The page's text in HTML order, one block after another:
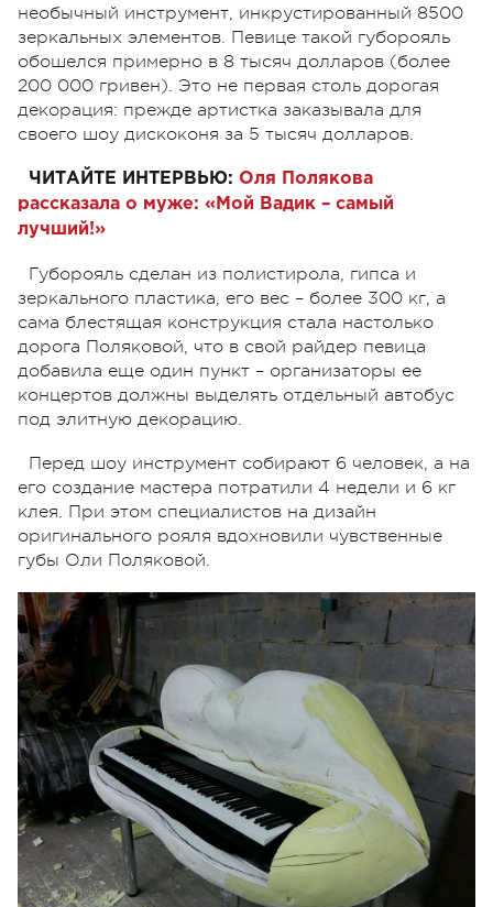
необычный инструмент, инкрустированный 8500
зеркальных элементов. Певице такой губорояль
обошелся примерно в 8 тысяч долларов (более
200 000 гривен). Это не первая столь дорогая
декорация: прежде артистка заказывала для
своего шоу дискоконя за 5 тысяч долларов.
ЧИТАЙТЕ ИНТЕРВЬЮ: Оля Полякова
рассказала о муже: «Мой Вадик – самый
лучший!»
Губорояль сделан из полистирола, гипса и
зеркального пластика, его вес – более 300 кг, а
сама блестящая конструкция стала настолько
дорога Поляковой, что в свой райдер певица
добавила еще один пункт – организаторы ее
концертов должны выделять отдельный автобус
под элитную декорацию.
Перед шоу инструмент собирают 6 человек, а на
его создание мастера потратили 4 недели и 6 кг
клея. При этом специалистов на дизайн
оригинального рояля вдохновили чувственные
губы Оли Поляковой.